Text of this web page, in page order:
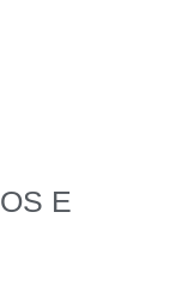
E